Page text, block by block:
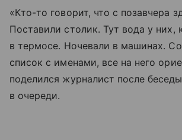
«Кто-то говорит, что с позавчера
Поставили столик. Тут вода у них,
в термосе. Ночевали в машинах.
список с именами, все на него
поделился журналист после
в очереди.